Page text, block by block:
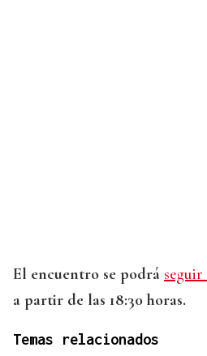
El encuentro se podrá seguir
a partir de las 18:30 horas.
Temas relacionados